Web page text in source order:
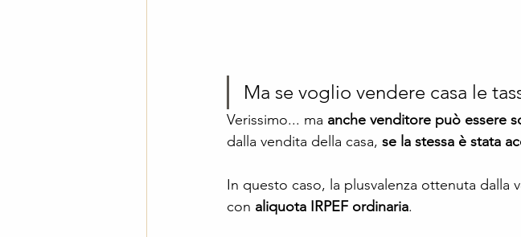
Ma se voglio vendere casa le
Verissimo... ma anche venditore può essere
dalla vendita della casa, se la stessa è stata
In questo caso, la plusvalenza ottenuta dalla
con aliquota IRPEF ordinaria.